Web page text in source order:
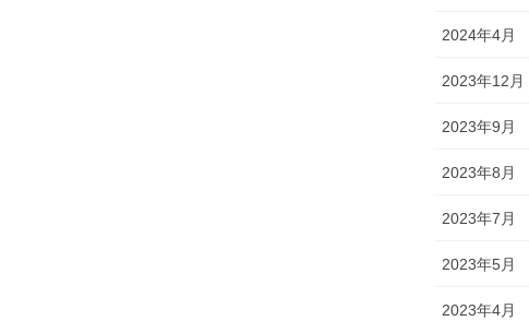
2024年4月
2023年12月
2023年9月
2023年8月
2023年7月
2023年5月
2023年4月